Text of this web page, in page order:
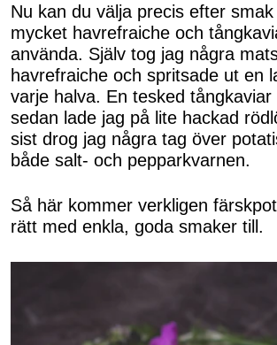
Nu kan du välja precis efter
mycket havrefraiche och
använda. Själv tog jag några
havrefraiche och spritsade ut en
varje halva. En tesked tångkaviar
sedan lade jag på lite hackad
sist drog jag några tag över
både salt- och pepparkvarnen.
Så här kommer verkligen
rätt med enkla, goda smaker till.